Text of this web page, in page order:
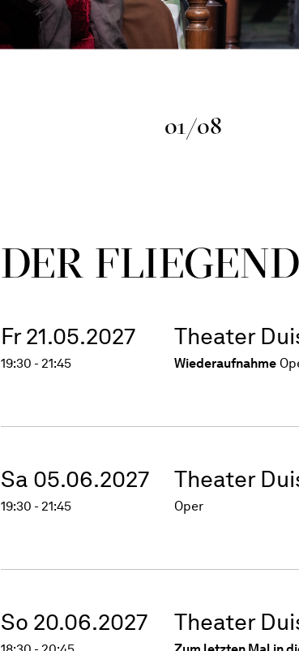
01/08
DER
Fr 21.05.2027 Theater
19:30 - 21:45 Wiederaufnahme
Sa 05.06.2027 Theater
19:30 - 21:45 Oper
So 20.06.2027 Theater